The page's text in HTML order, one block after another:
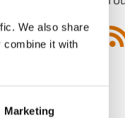
We also share
combine it with
Marketing